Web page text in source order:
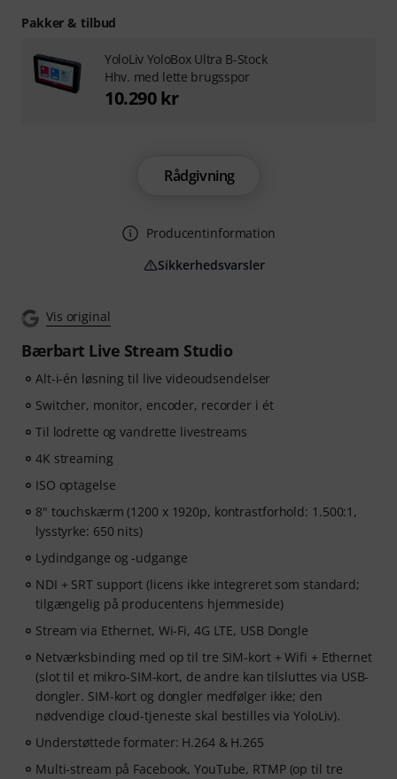
Vis original
Bærbart Live Stream Studio
Alt-i-én løsning til live videoudsendelser
Switcher, monitor, encoder, recorder i ét
Til lodrette og vandrette livestreams
4K streaming
ISO optagelse
8" touchskærm (1200 x 1920p, kontrastforhold: 1.500:1,
lysstyrke: 650 nits)
Lydindgange og -udgange
NDI + SRT support (licens ikke integreret som standard;
tilgængelig på producentens hjemmeside)
Stream via Ethernet, Wi-Fi, 4G LTE, USB Dongle
Netværksbinding med op til tre SIM-kort + Wifi + Ethernet
(slot til et mikro-SIM-kort, de andre kan tilsluttes via USB-
dongler. SIM-kort og dongler medfølger ikke; den
nødvendige cloud-tjeneste skal bestilles via YoloLiv).
Understøttede formater: H.264 & H.265
Multi-stream på Facebook, YouTube, RTMP (op til tre
Rådgivning
Producentinformation
Sikkerhedsvarsler
Pakker & tilbud
YoloLiv YoloBox Ultra B-Stock
Hhv. med lette brugsspor
10.290 kr